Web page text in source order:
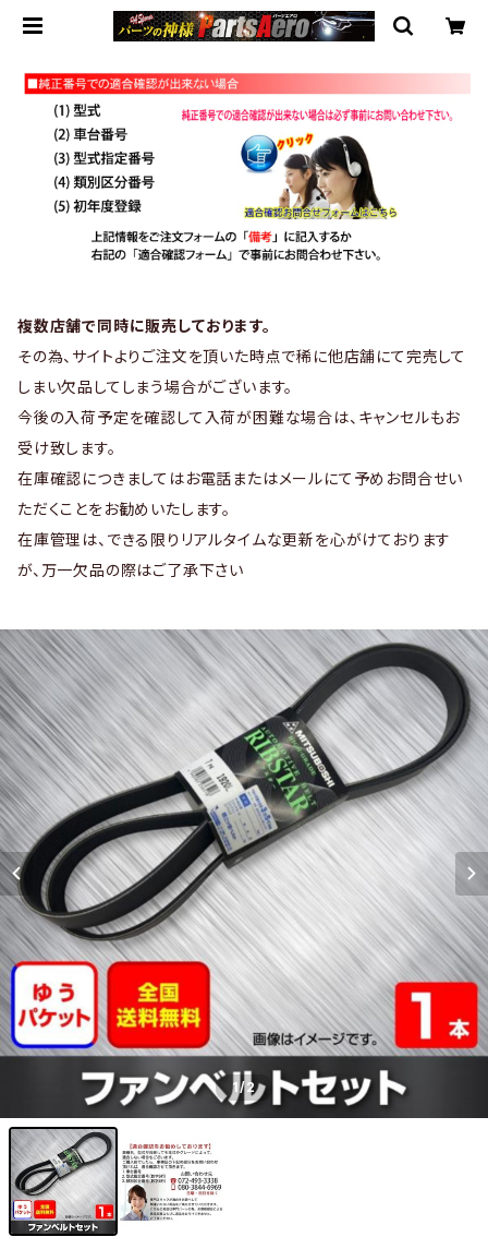
複数店舗で同時に販売しております。
その為、サイトよりご注文を頂いた時点で稀に他店舗にて完売して
しまい欠品してしまう場合がございます。
今後の入荷予定を確認して入荷が困難な場合は、キャンセルもお
受け致します。
在庫確認につきましてはお電話またはメールにて予めお問合せい
ただくことをお勧めいたします。
在庫管理は、できる限りリアルタイムな更新を心がけております
が、万一欠品の際はご了承下さい
1/2